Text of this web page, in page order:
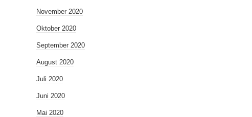
November 2020
Oktober 2020
September 2020
August 2020
Juli 2020
Juni 2020
Mai 2020